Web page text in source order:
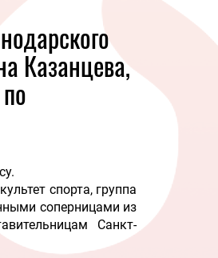
Казанцева,
спорта, группа
соперницами из
Санкт-